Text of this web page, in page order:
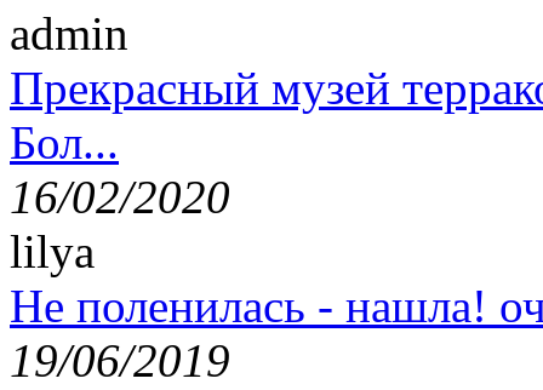
admin
Прекрасный музей
Бол...
16/02/2020
lilya
Не поленилась - нашла!
19/06/2019